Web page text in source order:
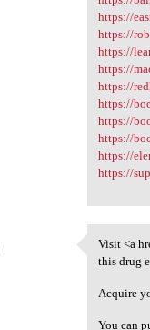
https://
https://
https://
https://
https://
https://
https://
https://
https://
https://
Visit <a
Visit <a
this drug
Acquire
You can